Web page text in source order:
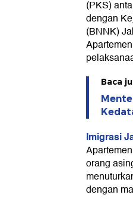
(PKS)
dengan
(BNNK)
Baca
Imigrasi
orang
dengan